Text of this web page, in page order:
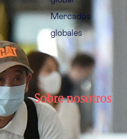
Mercados
globales
Sobre nosotros